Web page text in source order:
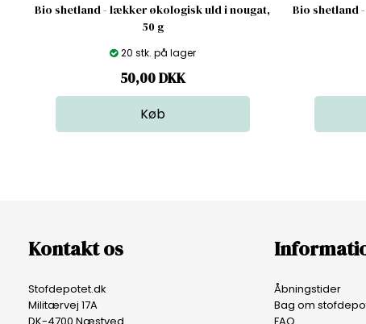
Bio shetland - lækker økologisk uld i nougat,
50 g
20 stk. på lager
50,00DKK
Bio shetland
Kontakt os
Stofdepotet.dk
Militærvej 17A
Åbningstider
Bag om